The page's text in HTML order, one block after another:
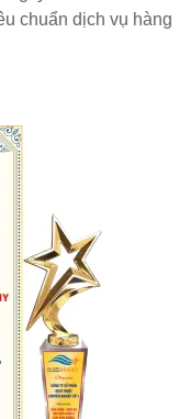
chuẩn dịch vụ hàng